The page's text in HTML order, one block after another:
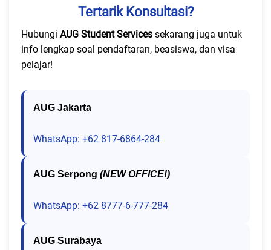
Tertarik Konsultasi?
Hubungi AUG Student Services sekarang juga untuk
info lengkap soal pendaftaran, beasiswa, dan visa
pelajar!
AUG Jakarta
WhatsApp: +62 817-6864-284
AUG Serpong (NEW OFFICE!)
WhatsApp: +62 8777-6-777-284
AUG Surabaya